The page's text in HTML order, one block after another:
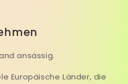
ansässig.
Europäische Länder, die